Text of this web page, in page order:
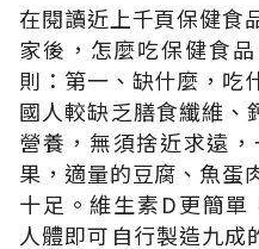
在閱讀近上千頁保健食
家後，怎麼吃保健食
則：第一、缺什麼，吃
國人較缺乏膳食纖維、
營養，無須捨近求遠
果，適量的豆腐、魚蛋
十足。維生素D更簡
人體即可自行製造九